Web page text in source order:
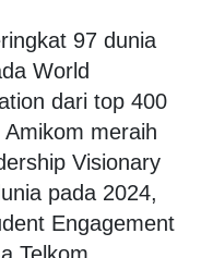
97 dunia
World
dari top 400
meraih
Visionary
pada 2024,
Engagement